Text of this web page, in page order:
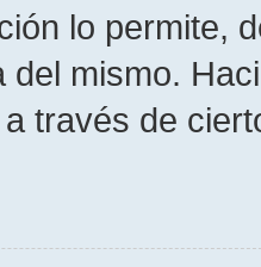
lo permite,
del mismo.
través de